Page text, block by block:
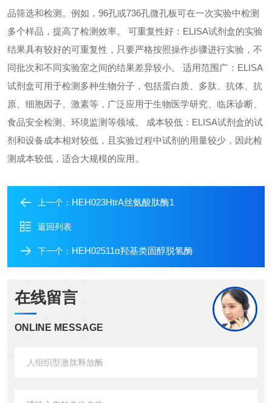
品筛选和检测。例如，96孔或736孔微孔板可在一次实验中检测
多个样品，提高了检测效率。 可重复性好：ELISA试剂盒的实验
结果具有较好的可重复性，只要严格按照操作步骤进行实验，不
同批次和不同实验室之间的结果差异较小。 适用范围广：ELISA
试剂盒可用于检测多种生物分子，包括蛋白质、多肽、抗体、抗
原、细胞因子、激素等，广泛应用于生物医学研究、临床诊断、
食品安全检测、环境监测等领域。 成本较低：ELISA试剂盒的试
剂和设备成本相对较低，且实验过程中试剂的用量较少，因此检
测成本较低，适合大规模的应用。
上一个： HEH023HtrA丝氨酸肽酶1
返回列表
下一个： HEH02511α羟基类固醇脱氢酶
在线留言
ONLINE MESSAGE